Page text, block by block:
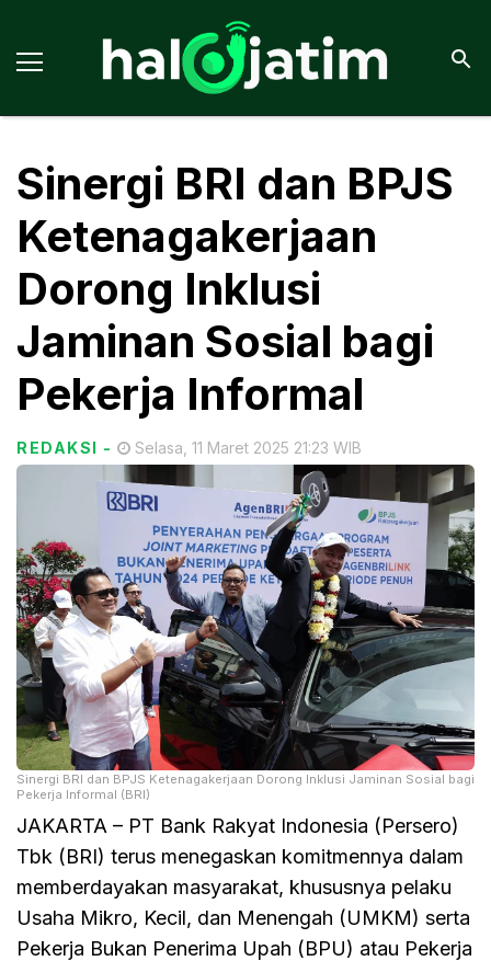
Sinergi BRI dan BPJS
Ketenagakerjaan
Dorong Inklusi
Jaminan Sosial bagi
Pekerja Informal
REDAKSI - Selasa, 11 Maret 2025 21:23 WIB
Sinergi BRI dan BPJS Ketenagakerjaan Dorong Inklusi Jaminan Sosial bagi
Pekerja Informal (BRI)
JAKARTA – PT Bank Rakyat Indonesia (Persero)
Tbk (BRI) terus menegaskan komitmennya dalam
memberdayakan masyarakat, khususnya pelaku
Usaha Mikro, Kecil, dan Menengah (UMKM) serta
Pekerja Bukan Penerima Upah (BPU) atau Pekerja